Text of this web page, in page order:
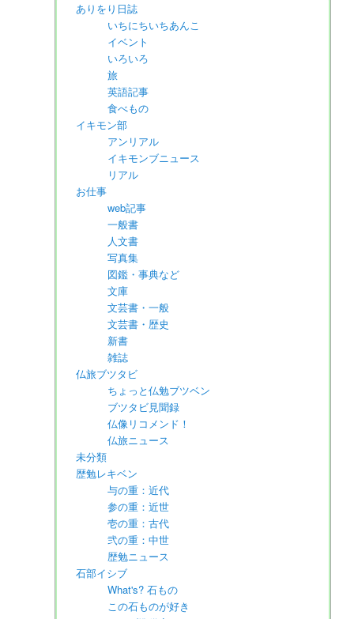
ありをり日誌
いちにちいちあんこ
イベント
いろいろ
旅
英語記事
食べもの
イキモン部
アンリアル
イキモンブニュース
リアル
お仕事
web記事
一般書
人文書
写真集
図鑑・事典など
文庫
文芸書・一般
文芸書・歴史
新書
雑誌
仏旅ブツタビ
ちょっと仏勉ブツベン
ブツタビ見聞録
仏像リコメンド！
仏旅ニュース
未分類
歴勉レキベン
与の重：近代
参の重：近世
壱の重：古代
弐の重：中世
歴勉ニュース
石部イシブ
What's? 石もの
この石ものが好き